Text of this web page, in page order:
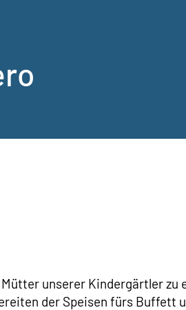
unserer Kindergärtler
der Speisen fürs Buffett